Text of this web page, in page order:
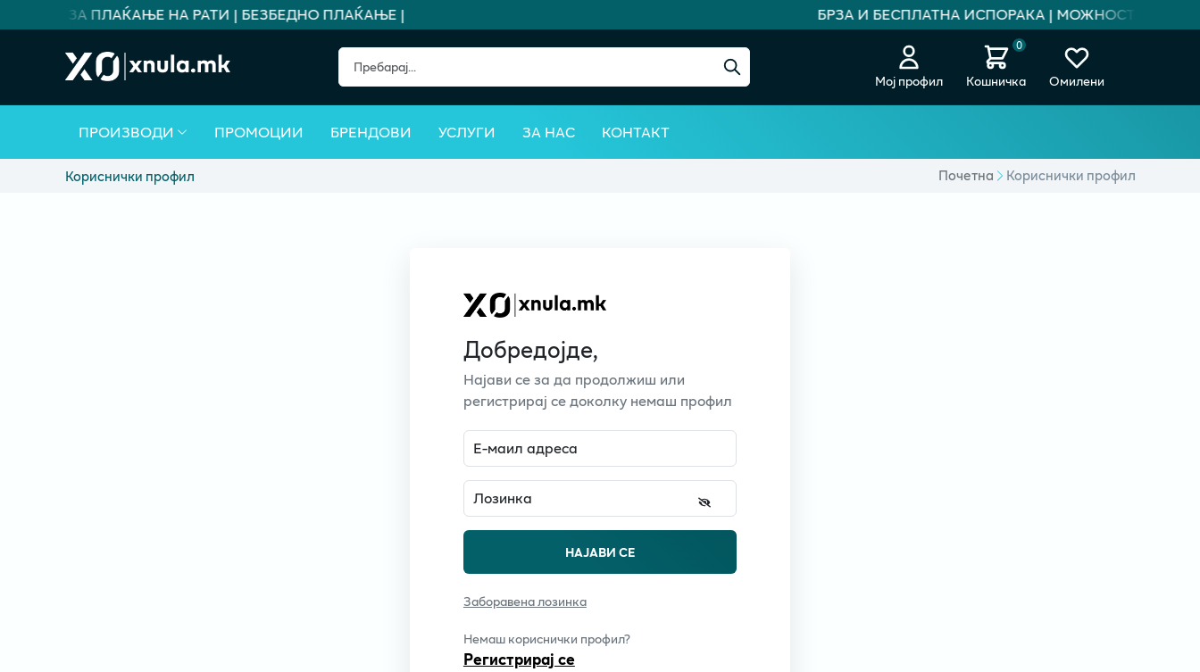
ЗА ПЛАЌАЊЕ НА РАТИ | БЕЗБЕДНО ПЛАЌАЊЕ | БРЗА И БЕСПЛАТНА ИСПОРАКА | МОЖНОСТ ЗА
Мој профил
0
Кошничка Омилени
ПРОИЗВОДИ ПРОМОЦИИ БРЕНДОВИ УСЛУГИ ЗА НАС КОНТАКТ
Кориснички профил Почетна Кориснички профил
Добредојде,
Најави се за да продолжиш или
регистрирај се доколку немаш профил
Е-маил адреса
Лозинка
НАЈАВИ СЕ
Заборавена лозинка
Немаш кориснички профил?
Регистрирај се